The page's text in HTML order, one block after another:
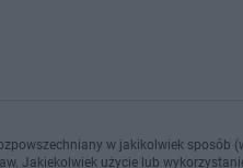
w jakikolwiek
Jakiekolwiek użycie lub